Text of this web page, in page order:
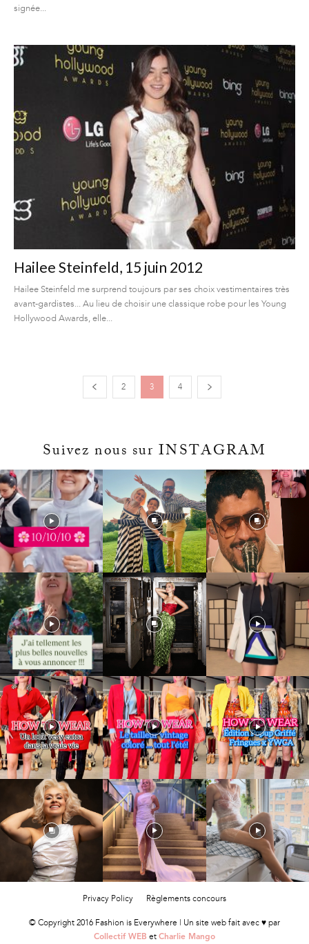
signée...
Hailee Steinfeld, 15 juin 2012
Hailee Steinfeld me surprend toujours par ses choix vestimentaires très
avant-gardistes... Au lieu de choisir une classique robe pour les Young
Hollywood Awards, elle...
2 3 4
Suivez nous sur INSTAGRAM
Privacy Policy Règlements concours
© Copyright 2016 Fashion is Everywhere | Un site web fait avec ♥ par
Collectif WEB et Charlie Mango